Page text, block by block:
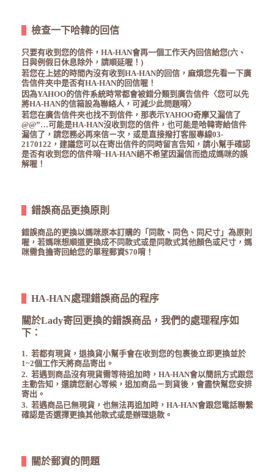
檢查一下哈韓的回信
只要有收到您的信件， HA-HAN會再一個工作天內回信給您(六、
日與例假日休息除外，請順延喔！ )
若您在上述的時間內沒有收到 HA-HAN的回信，麻煩您先看一下廣
告信件夾中是否有HA-HAN的回信喔！
因為YAHOO的信件系統時常都會被錯分類到廣告信件〈您可以先
將HA-HAN的信箱設為聯絡人，可減少此問題唷〉
若您在廣告信件夾也找不到信件，那表示YAHOO奇摩又漏信了
@@”…可能是HA-HAN沒收到您的信件， 也可能是哈韓寄給信件
漏信了，請您務必再來信ㄧ次，或是直接撥打客服專線03-
2170122 ，建議您可以在寄出信件的同時留言告知， 請小幫手確認
是否有收到您的信件唷~HA-HAN絕不希望因漏信而造成媽咪的誤
解喔！
錯誤商品更換原則
錯誤商品的更換以媽咪原本訂購的「同款、同色、同尺寸」為原則
喔，若媽咪想順道更換成不同款式或是同款式其他顏色或尺寸， 媽
咪需負擔寄回給您的單程郵資$70唷！
HA-HAN處理錯誤商品的程序
關於Lady寄回更換的錯誤商品，我們的處理程序如
下：
1. 若都有現貨，退換貨小幫手會在收到您的包裹後立即更換並於
1~2個工作天將商品寄出。
2. 若遇到商品沒有現貨需等待追加時， HA-HAN會以簡訊方式跟您
主動告知，還請您耐心等候，追加商品ㄧ到貨後，會盡快幫您安排
寄出。
3. 若遇商品已無現貨，也無法再追加時， HA-HAN會跟您電話聯繫
確認是否選擇更換其他款式或是辦理退款。
關於郵資的問題